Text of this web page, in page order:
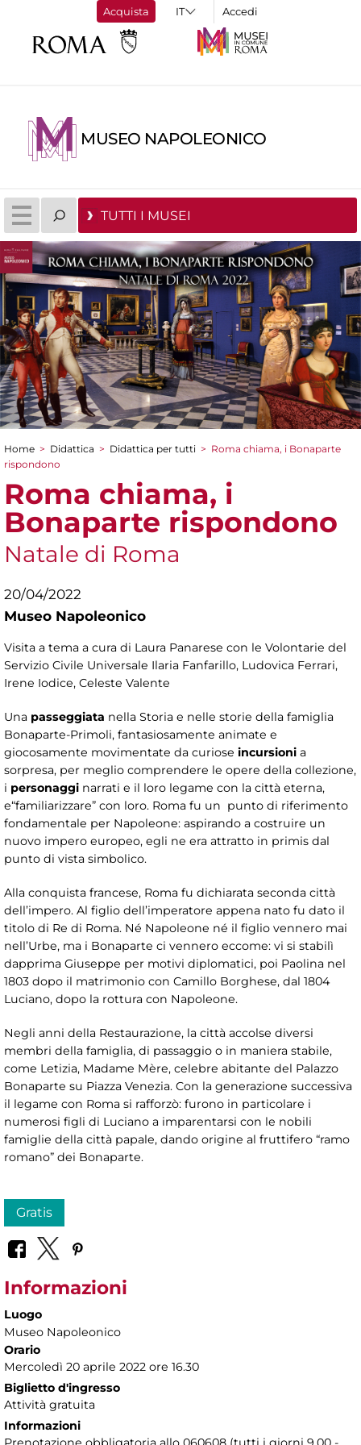
Acquista Accedi
MUSEO NAPOLEONICO
TUTTI I MUSEI
Tu sei qui
Home > Didattica > Didattica per tutti > Roma chiama, i Bonaparte
rispondono
Roma chiama, i
Bonaparte rispondono
Natale di Roma
20/04/2022
Museo Napoleonico
Visita a tema a cura di Laura Panarese con le Volontarie del
Servizio Civile Universale Ilaria Fanfarillo, Ludovica Ferrari,
Irene Iodice, Celeste Valente
Una passeggiata nella Storia e nelle storie della famiglia
Bonaparte-Primoli, fantasiosamente animate e
giocosamente movimentate da curiose incursioni a
sorpresa, per meglio comprendere le opere della collezione,
i personaggi narrati e il loro legame con la città eterna,
e“familiarizzare” con loro. Roma fu un punto di riferimento
fondamentale per Napoleone: aspirando a costruire un
nuovo impero europeo, egli ne era attratto in primis dal
punto di vista simbolico.
Alla conquista francese, Roma fu dichiarata seconda città
dell’impero. Al figlio dell’imperatore appena nato fu dato il
titolo di Re di Roma. Né Napoleone né il figlio vennero mai
nell’Urbe, ma i Bonaparte ci vennero eccome: vi si stabilì
dapprima Giuseppe per motivi diplomatici, poi Paolina nel
1803 dopo il matrimonio con Camillo Borghese, dal 1804
Luciano, dopo la rottura con Napoleone.
Negli anni della Restaurazione, la città accolse diversi
membri della famiglia, di passaggio o in maniera stabile,
come Letizia, Madame Mère, celebre abitante del Palazzo
Bonaparte su Piazza Venezia. Con la generazione successiva
il legame con Roma si rafforzò: furono in particolare i
numerosi figli di Luciano a imparentarsi con le nobili
famiglie della città papale, dando origine al fruttifero “ramo
romano” dei Bonaparte.
Gratis
Informazioni
Luogo
Museo Napoleonico
Orario
Mercoledì 20 aprile 2022 ore 16.30
Biglietto d'ingresso
Attività gratuita
Informazioni